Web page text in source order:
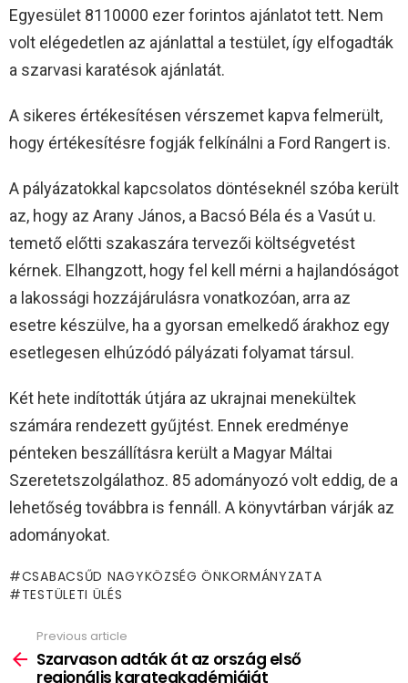
Egyesület 8110000 ezer forintos ajánlatot tett. Nem
volt elégedetlen az ajánlattal a testület, így elfogadták
a szarvasi karatésok ajánlatát.
A sikeres értékesítésen vérszemet kapva felmerült,
hogy értékesítésre fogják felkínálni a Ford Rangert is.
A pályázatokkal kapcsolatos döntéseknél szóba került
az, hogy az Arany János, a Bacsó Béla és a Vasút u.
temető előtti szakaszára tervezői költségvetést
kérnek. Elhangzott, hogy fel kell mérni a hajlandóságot
a lakossági hozzájárulásra vonatkozóan, arra az
esetre készülve, ha a gyorsan emelkedő árakhoz egy
esetlegesen elhúzódó pályázati folyamat társul.
Két hete indították útjára az ukrajnai menekültek
számára rendezett gyűjtést. Ennek eredménye
pénteken beszállításra került a Magyar Máltai
Szeretetszolgálathoz. 85 adományozó volt eddig, de a
lehetőség továbbra is fennáll. A könyvtárban várják az
adományokat.
CSABACSŰD NAGYKÖZSÉG ÖNKORMÁNYZATA
TESTÜLETI ÜLÉS
more
Previous article
Szarvason adták át az ország első
regionális karateakadémiáját